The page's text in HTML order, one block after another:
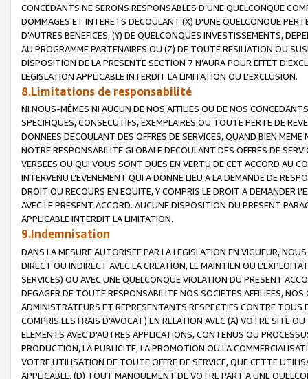
CONCEDANTS NE SERONS RESPONSABLES D’UNE QUELCONQUE
DOMMAGES ET INTERETS DECOULANT (X) D'UNE QUELCONQUE
D'AUTRES BENEFICES, (Y) DE QUELCONQUES INVESTISSEMENTS,
AU PROGRAMME PARTENAIRES OU (Z) DE TOUTE RESILIATION OU
DISPOSITION DE LA PRESENTE SECTION 7 N'AURA POUR EFFET
LEGISLATION APPLICABLE INTERDIT LA LIMITATION OU L’EXCLUSION.
8.Limitations de responsabilité
NI NOUS-MÊMES NI AUCUN DE NOS AFFILIES OU DE NOS
SPECIFIQUES, CONSECUTIFS, EXEMPLAIRES OU TOUTE PERTE DE
DONNEES DECOULANT DES OFFRES DE SERVICES, QUAND BIEN
NOTRE RESPONSABILITE GLOBALE DECOULANT DES OFFRES DE
VERSEES OU QUI VOUS SONT DUES EN VERTU DE CET ACCORD AU
INTERVENU L’EVENEMENT QUI A DONNE LIEU A LA DEMANDE DE
DROIT OU RECOURS EN EQUITE, Y COMPRIS LE DROIT A DEMANDER
AVEC LE PRESENT ACCORD. AUCUNE DISPOSITION DU PRESENT
APPLICABLE INTERDIT LA LIMITATION.
9.Indemnisation
DANS LA MESURE AUTORISEE PAR LA LEGISLATION EN VIGUEUR,
DIRECT OU INDIRECT AVEC LA CREATION, LE MAINTIEN OU
SERVICES) OU AVEC UNE QUELCONQUE VIOLATION DU PRESENT
DEGAGER DE TOUTE RESPONSABILITE NOS SOCIETES AFFILIEES,
ADMINISTRATEURS ET REPRESENTANTS RESPECTIFS CONTRE
COMPRIS LES FRAIS D’AVOCAT) EN RELATION AVEC (A) VOTRE SITE
ELEMENTS AVEC D’AUTRES APPLICATIONS, CONTENUS OU
PRODUCTION, LA PUBLICITE, LA PROMOTION OU LA
VOTRE UTILISATION DE TOUTE OFFRE DE SERVICE, QUE CETTE
APPLICABLE, (D) TOUT MANQUEMENT DE VOTRE PART A UNE